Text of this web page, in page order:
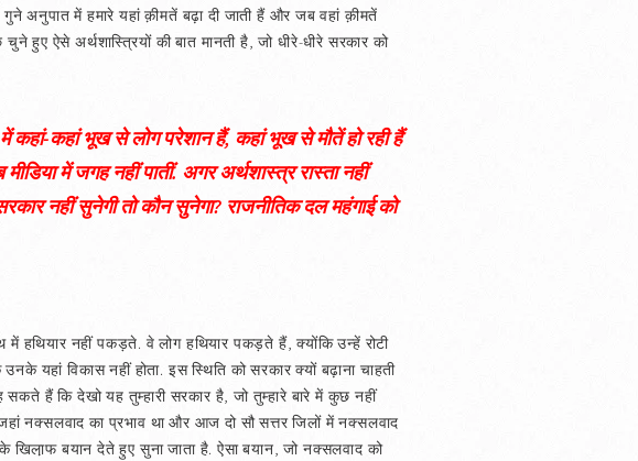
अनुपात में हमारे यहां क़ीमतें बढ़ा दी जाती हैं और जब वहां क़ीमतें
हुए ऐसे अर्थशास्त्रियों की बात मानती है, जो धीरे-धीरे सरकार को
कहां-कहां भूख से लोग परेशान हैं, कहां भूख से मौतें हो रही हैं
में जगह नहीं पातीं. अगर अर्थशास्त्र रास्ता नहीं
नहीं सुनेगी तो कौन सुनेगा? राजनीतिक दल महंगाई को
हथियार नहीं पकड़ते. वे लोग हथियार पकड़ते हैं, क्योंकि उन्हें रोटी
यहां विकास नहीं होता. इस स्थिति को सरकार क्यों बढ़ाना चाहती
हैं कि देखो यह तुम्हारी सरकार है, जो तुम्हारे बारे में कुछ नहीं
नक्सलवाद का प्रभाव था और आज दो सौ सत्तर जिलों में नक्सलवाद
बयान देते हुए सुना जाता है. ऐसा बयान, जो नक्सलवाद को